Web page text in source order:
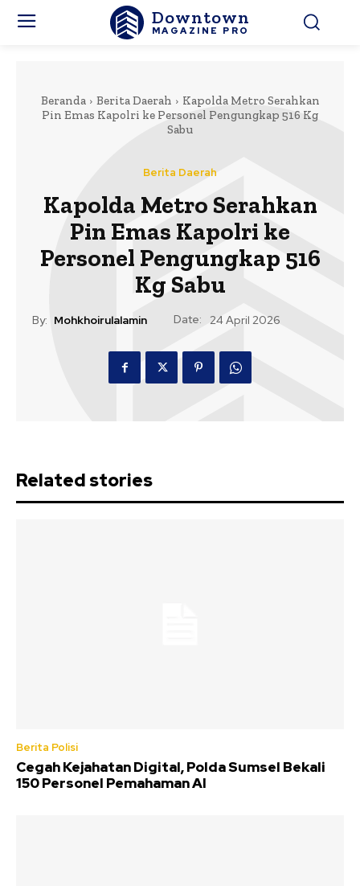
Downtown
MAGAZINE PRO
Beranda Berita Daerah
Kapolda Metro Serahkan
Pin Emas Kapolri ke Personel Pengungkap 516 Kg
Sabu
Berita Daerah
Kapolda Metro Serahkan
Pin Emas Kapolri ke
Personel Pengungkap 516
Kg Sabu
By: Mohkhoirulalamin Date: 24 April 2026
Related stories
Berita Polisi
Cegah Kejahatan Digital, Polda Sumsel Bekali
150 Personel Pemahaman AI